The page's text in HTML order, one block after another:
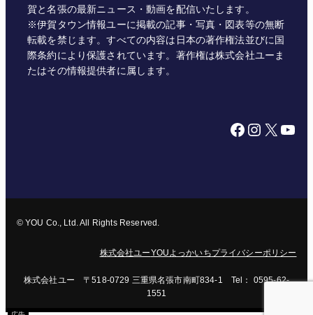
賀と名張の最新ニュース・動画を配信いたします。
※伊賀タウン情報ユーに掲載の記事・写真・図表等の無断
転載を禁じます。すべての内容は日本の著作権法並びに国
際条約により保護されています。著作権は株式会社ユーま
たはその情報提供者に属します。
Facebook Instagram X YouTube
© YOU Co., Ltd. All Rights Reserved.
株式会社ユーYOUよっかいちプライバシーポリシー
株式会社ユー 〒518-0729 三重県名張市南町834-1 Tel： 0595-62-
1551